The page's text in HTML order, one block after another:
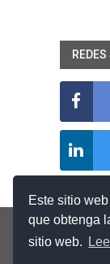
Este sitio
que obtenga
sitio web.